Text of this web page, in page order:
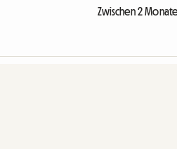
Zwischen 2